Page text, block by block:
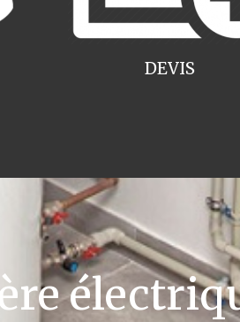
DEVIS